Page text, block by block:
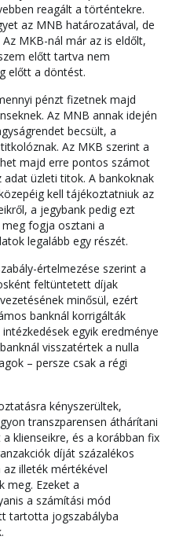
reagált a történtekre.
az MNB határozatával, de
MKB-nál már az is eldőlt,
előtt tartva nem
előtt a döntést.
pénzt fizetnek majd
Az MNB annak idején
becsült, a
Az MKB szerint a
majd erre pontos számot
üzleti titok. A bankoknak
kell tájékoztatniuk az
a jegybank pedig ezt
fogja osztani a
legalább egy részét.
értelmezése szerint a
feltüntetett díjak
minősül, ezért
banknál korrigálták
egyik eredménye
visszatértek a nulla
– persze csak a régi
kényszerültek,
transzparensen áthárítani
klienseikre, és a korábban fix
díját százalékos
illeték mértékével
meg. Ezeket a
a számítási mód
tartotta jogszabályba